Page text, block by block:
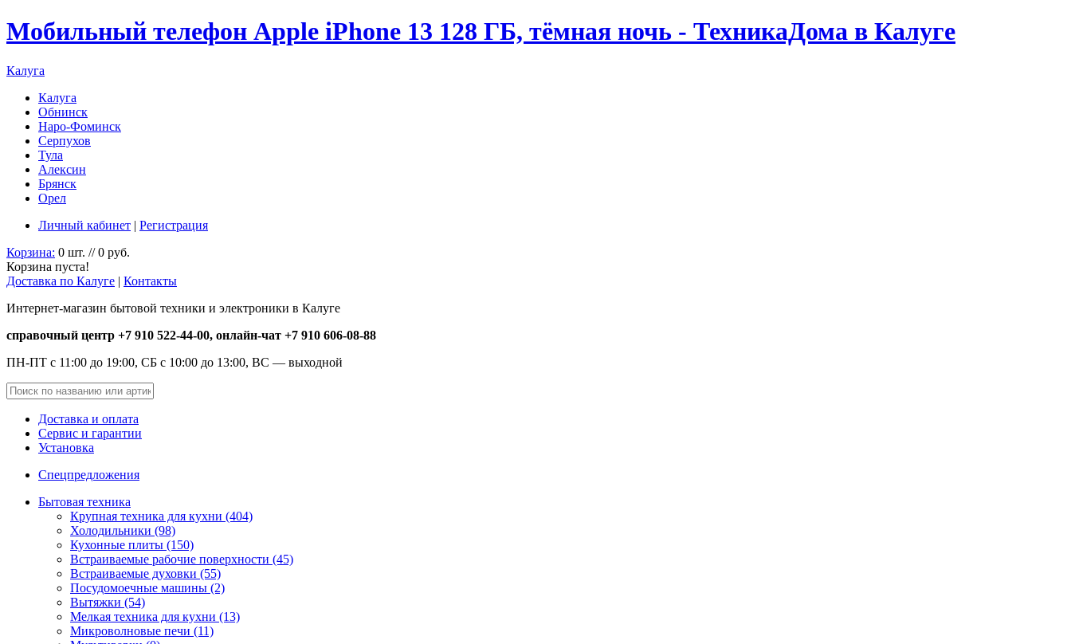
Мобильный телефон Apple iPhone 13 128 ГБ, тёмная ночь - ТехникаДома в Калуге
Калуга
Калуга
Обнинск
Наро-Фоминск
Серпухов
Тула
Алексин
Брянск
Орел
Личный кабинет | Регистрация
Корзина: 0 шт. // 0 руб.
Корзина пуста!
Доставка по Калуге | Контакты
Интернет-магазин бытовой техники и электроники в Калуге
справочный центр +7 910 522-44-00, онлайн-чат +7 910 606-08-88
ПН-ПТ с 11:00 до 19:00, СБ с 10:00 до 13:00, ВС — выходной
Доставка и оплата
Сервис и гарантии
Установка
Спецпредложения
Бытовая техника
Крупная техника для кухни (404)
Холодильники (98)
Кухонные плиты (150)
Встраиваемые рабочие поверхности (45)
Встраиваемые духовки (55)
Посудомоечные машины (2)
Вытяжки (54)
Мелкая техника для кухни (13)
Микроволновые печи (11)